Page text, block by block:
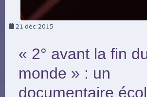
21 déc 2015
« 2° avant la fin
monde » : un
documentaire